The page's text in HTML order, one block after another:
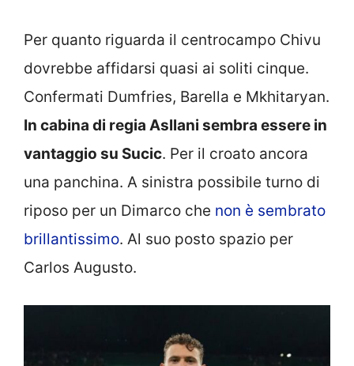
Per quanto riguarda il centrocampo Chivu
dovrebbe affidarsi quasi ai soliti cinque.
Confermati Dumfries, Barella e Mkhitaryan.
In cabina di regia Asllani sembra essere in
vantaggio su Sucic. Per il croato ancora
una panchina. A sinistra possibile turno di
riposo per un Dimarco che non è sembrato
brillantissimo. Al suo posto spazio per
Carlos Augusto.